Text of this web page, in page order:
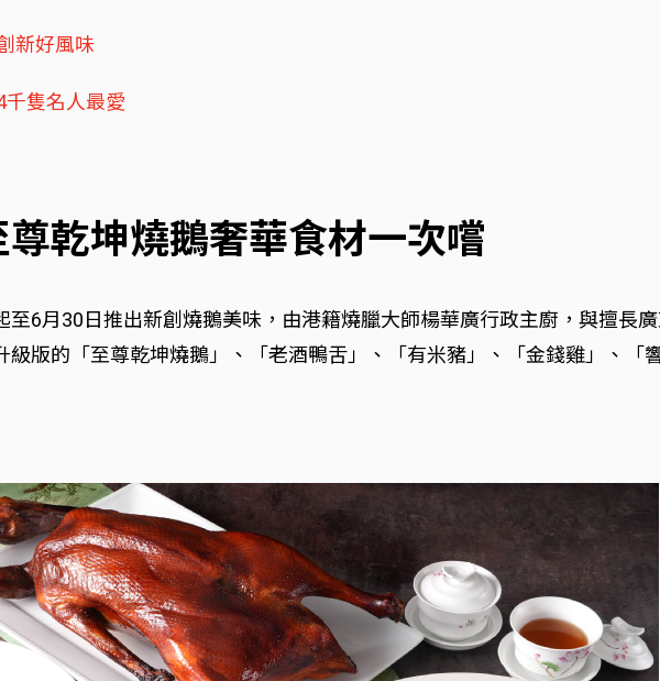
新好風味
隻名人最愛
乾坤燒鵝奢華食材一次嚐
6月30日推出新創燒鵝美味，由港籍燒臘大師楊華廣行政主廚，與擅長
版的「至尊乾坤燒鵝」、「老酒鴨舌」、「有米豬」、「金錢雞」、「